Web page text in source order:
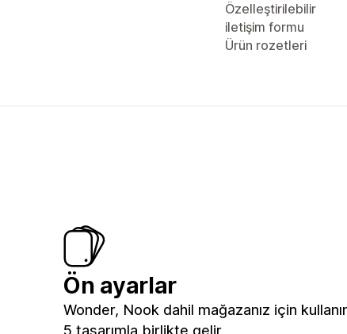
Özelleştirilebilir
iletişim formu
Ürün rozetleri
Ön ayarlar
Wonder, Nook dahil mağazanız için
5 tasarımla birlikte gelir